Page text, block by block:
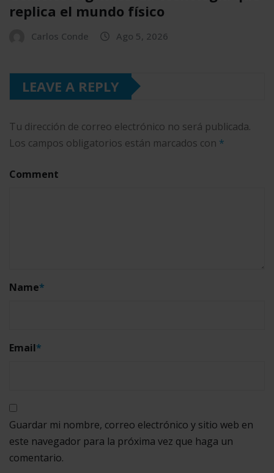
replica el mundo físico
Carlos Conde Ago 5, 2026
LEAVE A REPLY
Tu dirección de correo electrónico no será publicada.
Los campos obligatorios están marcados con *
Comment
Name*
Email*
Guardar mi nombre, correo electrónico y sitio web en
este navegador para la próxima vez que haga un
comentario.